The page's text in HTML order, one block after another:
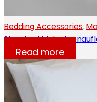
Bedding Accessories,
Standard
Read more